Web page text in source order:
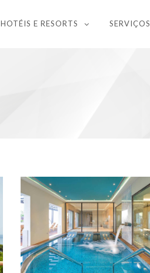
HOTÉIS E RESORTS SERVIÇOS